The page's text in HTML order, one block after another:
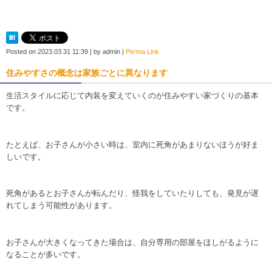
Posted on 2023.03.31 11:39 | by admin | Perma Link
住みやすさの概念は家族ごとに異なります
生活スタイルに応じて内装を変えていくのが住みやすい家づくりの基本
です。
たとえば、お子さんが小さい時は、室内に死角があまりないほうが好ま
しいです。
死角があるとお子さんが転んだり、怪我をしていたりしても、発見が遅
れてしまう可能性があります。
お子さんが大きくなってきた場合は、自分専用の部屋をほしがるように
なることが多いです。